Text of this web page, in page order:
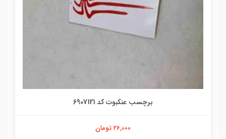
برچسب عنکبوت کد 6907121
26,000 تومان